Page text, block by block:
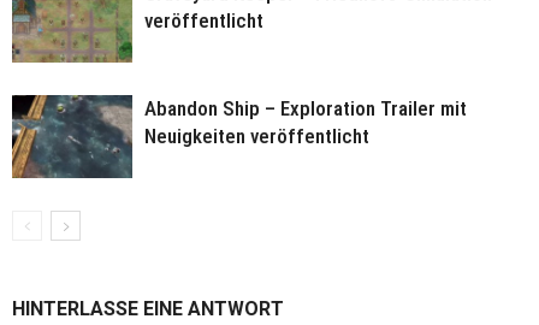
veröffentlicht
Abandon Ship – Exploration Trailer mit
Neuigkeiten veröffentlicht
HINTERLASSE EINE ANTWORT